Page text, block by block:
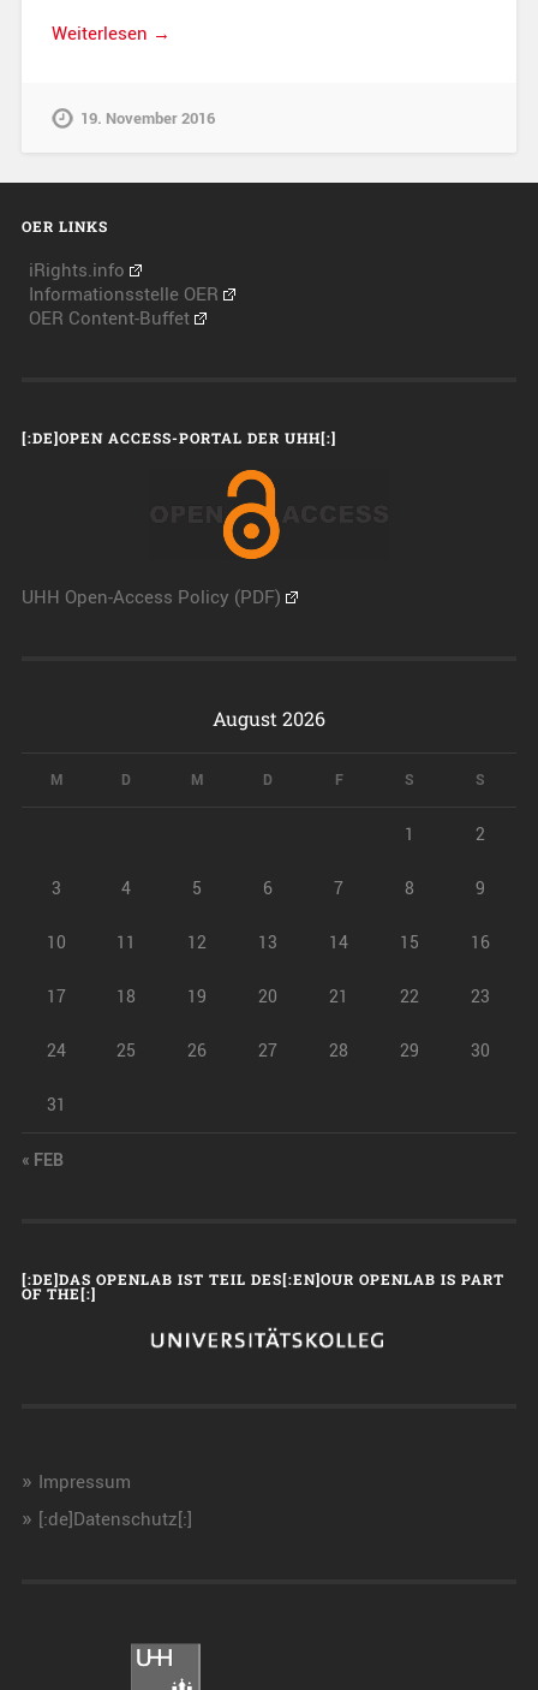
Weiterlesen →
19. November 2016
OER LINKS
iRights.info
Informationsstelle OER
OER Content-Buffet
[:DE]OPEN ACCESS-PORTAL DER UHH[:]
UHH Open-Access Policy (PDF)
August 2026
M D M D F S S
1 2
3 4 5 6 7 8 9
10 11 12 13 14 15 16
17 18 19 20 21 22 23
24 25 26 27 28 29 30
31
« FEB
[:DE]DAS OPENLAB IST TEIL DES[:EN]OUR OPENLAB IS PART
OF THE[:]
Impressum
[:de]Datenschutz[:]